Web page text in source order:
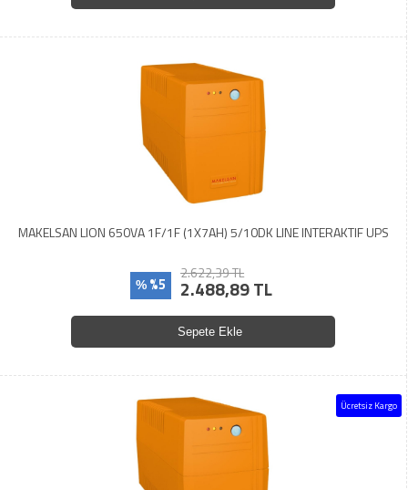
MAKELSAN LION 650VA 1F/1F (1X7AH) 5/10DK LINE INTERAKTIF UPS
% %5
2.622,39 TL
2.488,89 TL
Sepete Ekle
Ücretsiz Kargo